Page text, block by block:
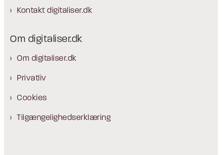
Kontakt digitaliser.dk
Om digitaliser.dk
Om digitaliser.dk
Privatliv
Cookies
Tilgængelighedserklæring